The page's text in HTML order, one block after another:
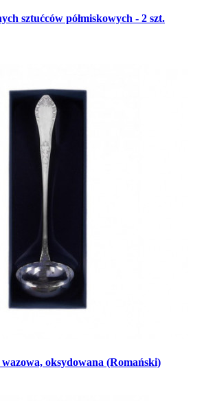
sztućców półmiskowych - 2 szt.
wazowa, oksydowana (Romański)